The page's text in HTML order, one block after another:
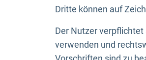
Dritte können auf
Der Nutzer
verwenden und